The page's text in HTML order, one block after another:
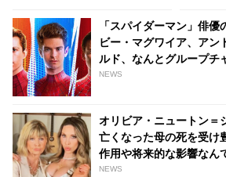
「スパイダーマン」俳
ビー・マグワイア、アン
ルド、なんとグループチ
とが明らかに！ 彼らが話
NEWS
オリビア・ニュートン＝
亡くなった母の死を受け
作用や将来的な影響なん
tvgroove
NEWS